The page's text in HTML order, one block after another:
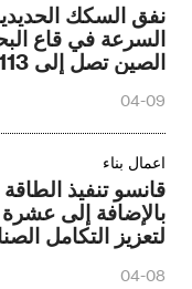
نفق السكك
السرعة في قاع
04-09
اعمال بناء
قانسو تنفيذ الطاقة
بالإضافة إلى
لتعزيز التكامل
04-08